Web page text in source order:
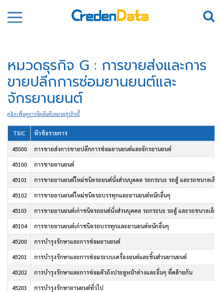
หมวดธุรกิจ G : การขายส่งและการ
ขายปลีกการซ่อมยานยนต์และ
จักรยานยนต์
คลิกเพื่อดูการจัดอันดับหมวดธุรกิจนี้
TSIC หัวข้อรายการ
45000 การขายส่งการขายปลีกการซ่อมยานยนต์และจักรยานยนต์
45100 การขายยานยนต์
45101 การขายยานยนต์ใหม่ชนิดรถยนต์นั่งส่วนบุคคล รถกระบะ รถตู้ และรถขนาดเล็ก
45102 การขายยานยนต์ใหม่ชนิดรถบรรทุกและยานยนต์หนักอื่นๆ
45103 การขายยานยนต์เก่าชนิดรถยนต์นั่งส่วนบุคคล รถกระบะ รถตู้ และรถขนาดเล็ก
45104 การขายยานยนต์เก่าชนิดรถบรรทุกและยานยนต์หนักอื่นๆ
45200 การบำรุงรักษาและการซ่อมยานยนต์
45201 การบำรุงรักษาและการซ่อมระบบเครื่องยนต์และชิ้นส่วนยานยนต์
45202 การบำรุงรักษาและการซ่อมตัวถังประตูหน้าต่างและอื่นๆ ที่คล้ายกัน
45203 การบำรุงรักษายานยนต์ทั่วไป